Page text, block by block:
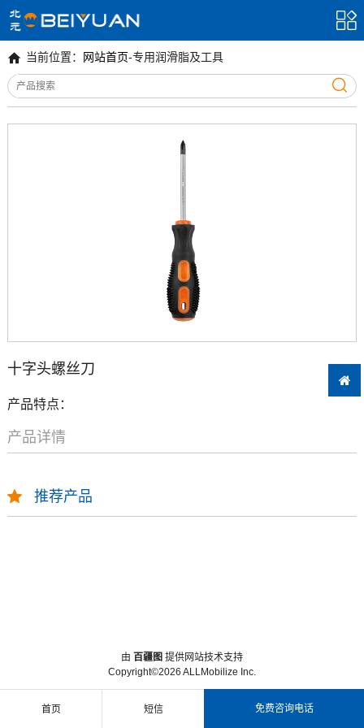

首页 短信 免费咨询电话
 当前位置： 网站首页-专用润滑脂及工具

十字头螺丝刀
产品特点：
产品详情
 推荐产品
由 百疆图 提供网站技术支持
Copyright©2026 ALLMobilize Inc.